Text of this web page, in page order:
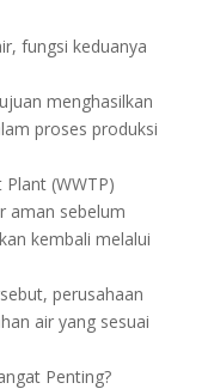
fungsi keduanya
menghasilkan
proses produksi
(WWTP)
aman sebelum
kembali melalui
perusahaan
air yang sesuai
Penting?